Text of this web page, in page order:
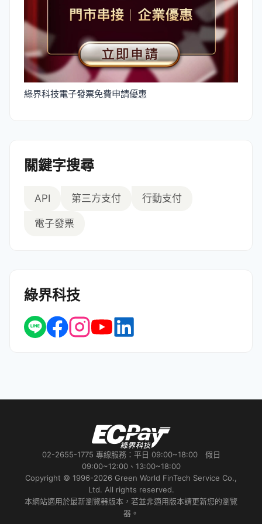
綠界科技電子發票免費申請優惠
關鍵字搜尋
API 第三方支付 行動支付
電子發票
綠界科技
02-2655-1775 專線服務：平日 09:00~18:00 假日
09:00~12:00、13:00~18:00
Copyright © 1996-2026 Green World FinTech Service Co.,
Ltd. All rights reserved.
本網站適用於最新瀏覽器版本，若並非適用版本請更新您的瀏覽
器。